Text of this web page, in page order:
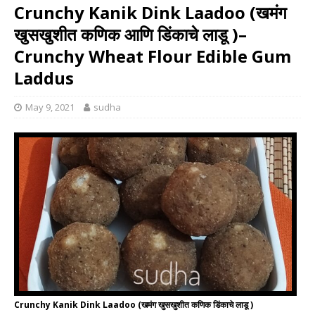
Crunchy Kanik Dink Laadoo (खमंग
खुसखुशीत कणिक आणि डिंकाचे लाडू )–
Crunchy Wheat Flour Edible Gum
Laddus
May 9, 2021 sudha
Crunchy Kanik Dink Laadoo (खमंग खुसखुशीत कणिक डिंकाचे लाडू )